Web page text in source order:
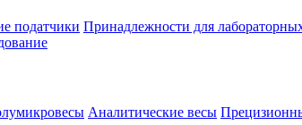
податчики Принадлежности для
Аналитические весы